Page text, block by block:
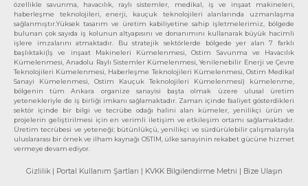
özellikle savunma, havacılık, raylı sistemler, medikal, iş ve inşaat makineleri,
haberleşme teknolojileri, enerji, kauçuk teknolojileri alanlarında uzmanlaşma
sağlanmıştır.Yüksek tasarım ve üretim kabiliyetine sahip işletmelerimiz, bölgede
bulunan çok sayıda iş kolunun altyapısını ve donanımını kullanarak büyük hacimli
işlere imzalarını atmaktadır. Bu stratejik sektörlerde bölgede yer alan 7 farklı
başlıktaki(İş ve inşaat Makineleri Kümelenmesi, Ostim Savunma ve Havacılık
Kümelenmesi, Anadolu Raylı Sistemler Kümelenmesi, Yenilenebilir Enerji ve Çevre
Teknolojileri Kümelenmesi, Haberleşme Teknolojileri Kümelenmesi, Ostim Medikal
Sanayi Kümelenmesi, Ostim Kauçuk Teknolojileri Kümelenmesi) kümelenme,
bölgenin tüm Ankara organize sanayisi başta olmak üzere ulusal üretim
yetenekleriyle de iş birliği imkanı sağlamaktadır. Zaman içinde faaliyet gösterdikleri
sektör içinde bir bilgi ve tecrübe odağı halini alan kümeler, yenilikçi ürün ve
projelerin geliştirilmesi için en verimli iletişim ve etkileşim ortamı sağlamaktadır.
Üretim tecrübesi ve yeteneği; bütünlükçü, yenilikçi ve sürdürülebilir çalışmalarıyla
uluslararası bir örnek ve ilham kaynağı OSTİM, ülke sanayinin rekabet gücüne hizmet
vermeye devam ediyor.
Gizlilik | Portal Kullanım Şartları | KVKK Bilgilendirme Metni | Bize Ulaşın